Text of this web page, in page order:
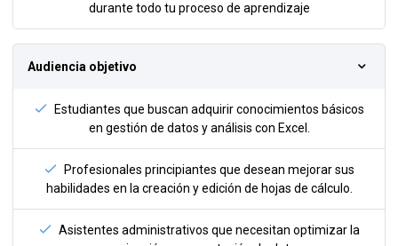
durante todo tu proceso de aprendizaje
Audiencia objetivo
Estudiantes que buscan adquirir conocimientos básicos
en gestión de datos y análisis con Excel.
Profesionales principiantes que desean mejorar sus
habilidades en la creación y edición de hojas de cálculo.
Asistentes administrativos que necesitan optimizar la